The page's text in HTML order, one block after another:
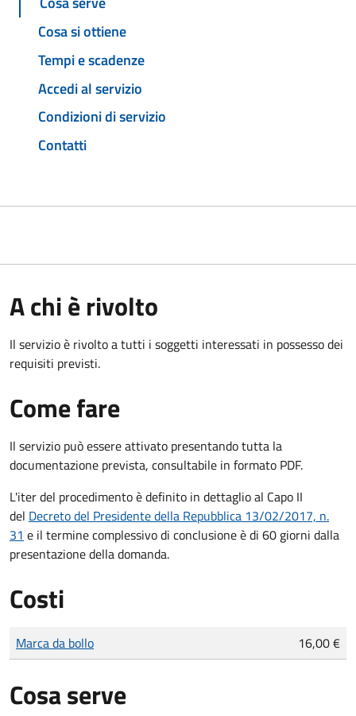
Cosa si ottiene
Tempi e scadenze
Accedi al servizio
Condizioni di servizio
Contatti
A chi è rivolto
Il servizio è rivolto a tutti i soggetti interessati in possesso dei
requisiti previsti.
Come fare
Il servizio può essere attivato presentando tutta la
documentazione prevista, consultabile in formato PDF.
L'iter del procedimento è definito in dettaglio al Capo II
del Decreto del Presidente della Repubblica 13/02/2017, n.
31 e il termine complessivo di conclusione è di 60 giorni dalla
presentazione della domanda.
Costi
Tipo di pagamento
Importo
Marca da bollo 16,00 €
Cosa serve